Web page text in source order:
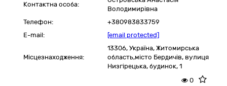
Контактна особа:
Володимирівна
Телефон:
+380983833759
E-mail:
[email protected]
Місцезнаходження:
13306, Україна, Житомирська
область,місто Бердичів, вулиця
Низгірецька, будинок, 1
0